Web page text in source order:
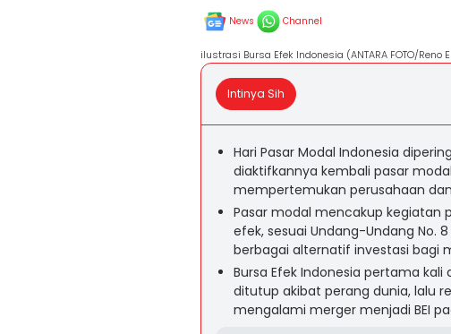
News Channel
ilustrasi Bursa Efek Indonesia (ANTARA FOTO/Reno
Intinya Sih
Hari Pasar Modal Indonesia
diaktifkannya kembali pasar
mempertemukan perusahaan
Pasar modal mencakup kegiatan
efek, sesuai Undang-Undang No.
berbagai alternatif investasi bagi
Bursa Efek Indonesia pertama kali
ditutup akibat perang dunia, lalu
mengalami merger menjadi BEI